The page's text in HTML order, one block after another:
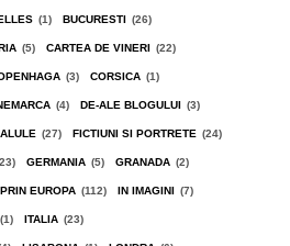
(1) BUCURESTI (26)
(5) CARTEA DE VINERI (22)
(3) CORSICA (1)
(4) DE-ALE BLOGULUI (3)
(27) FICTIUNI SI PORTRETE (24)
GERMANIA (5) GRANADA (2)
EUROPA (112) IN IMAGINI (7)
(1) ITALIA (23)